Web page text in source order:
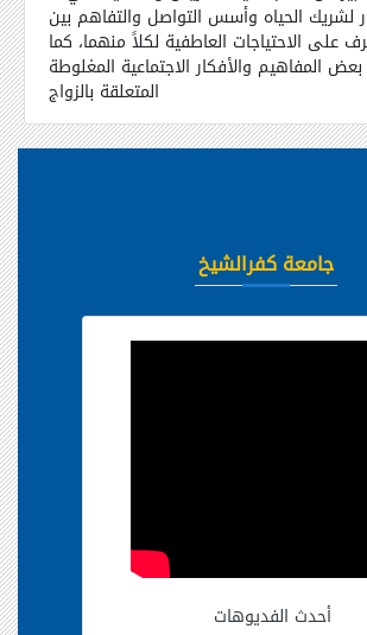
لشريك الحياه وأسس التواصل والتفاهم بين
على الاحتياجات العاطفية لكلاً منهما، كما
المفاهيم والأفكار الاجتماعية المغلوطة
المتعلقة بالزواج
جامعة كفرالشيخ
أحدث الفديوهات